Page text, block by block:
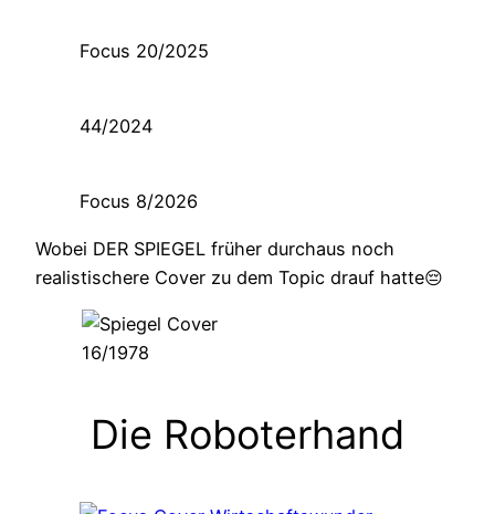
Focus 20/2025
44/2024
Focus 8/2026
Wobei DER SPIEGEL früher durchaus noch
realistischere Cover zu dem Topic drauf hatte😔
16/1978
Die Roboterhand